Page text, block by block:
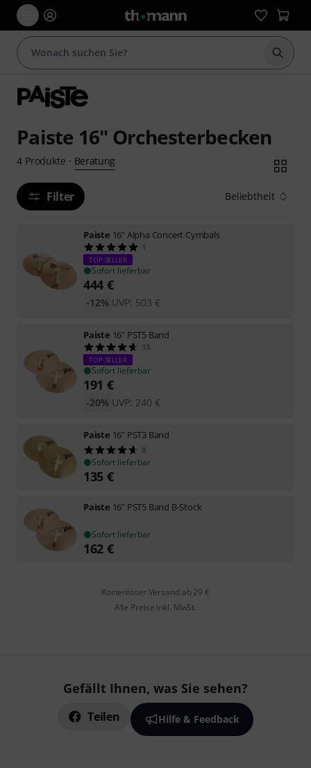
Suche
Paiste 16" Orchesterbecken
4 Produkte · Beratung
Filter Beliebtheit
Paiste 16" Alpha Concert Cymbals
1
TOP-SELLER
Sofort lieferbar
444 €
UVP: 503 €
-12%
Paiste 16" PST5 Band
13
TOP-SELLER
Sofort lieferbar
191 €
UVP: 240 €
-20%
Paiste 16" PST3 Band
8
Sofort lieferbar
135 €
Paiste 16" PST5 Band B-Stock
Sofort lieferbar
162 €
Kostenloser Versand ab 29 €
Alle Preise inkl. MwSt.
Gefällt Ihnen, was Sie sehen?
Teilen Hilfe & Feedback